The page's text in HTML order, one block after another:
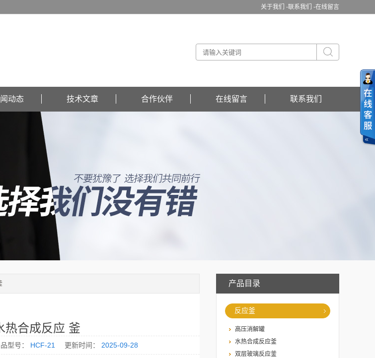
关于我们 -联系我们 -在线留言
动态 技术文章 合作伙伴 在线留言 联系我们
产品目录
反应釜
高压消解罐
水热合成反应釜
双层玻璃反应釜
热合成反应 釜
型号： HCF-21 更新时间： 2025-09-28